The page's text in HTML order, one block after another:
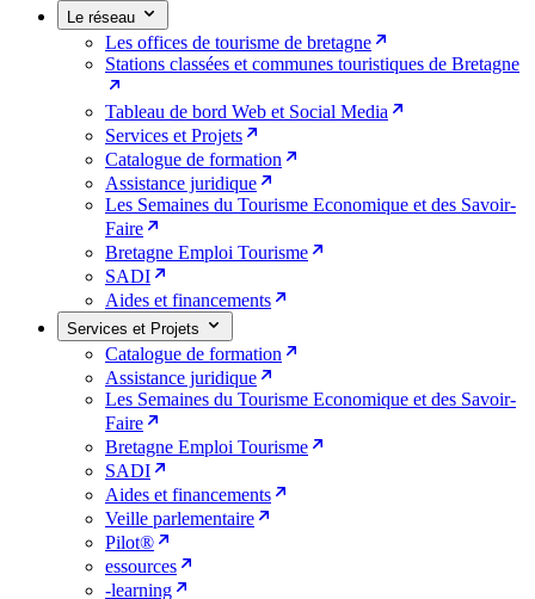
Le réseau
Les offices de tourisme de bretagne
Stations classées et communes touristiques de Bretagne
Tableau de bord Web et Social Media
Services et Projets
Catalogue de formation
Assistance juridique
Les Semaines du Tourisme Economique et des Savoir-
Faire
Bretagne Emploi Tourisme
SADI
Aides et financements
Services et Projets
Catalogue de formation
Assistance juridique
Les Semaines du Tourisme Economique et des Savoir-
Faire
Bretagne Emploi Tourisme
SADI
Aides et financements
Veille parlementaire
Pilot®
essources
-learning